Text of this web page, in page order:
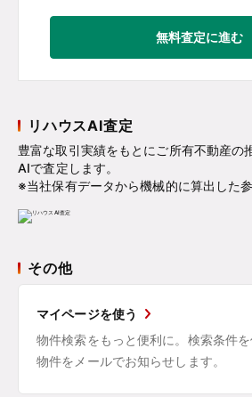
無料査定に進む
リハウスAI査定
豊富な取引実績をもとにご所有不動産の
AIで査定します。
※当社保有データから機械的に算出した
その他
マイページを使う
物件検索をもっと便利に。検索条件
物件をメールでお知らせします。